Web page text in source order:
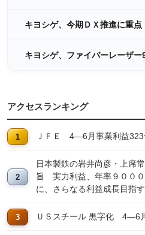
キヨシゲ、今期ＤＸ推進に重点
キヨシゲ、ファイバーレーザ
アクセスランキング
ＪＦＥ 4―6月事業利益
日本製鉄の岩井尚彦・上席
旨 実力利益、年率９００
に、さらなる利益成長目指す
ＵＳスチール 黒字化 4―6